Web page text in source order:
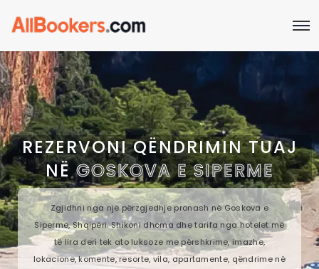
REZERVONI QËNDRIMIN TUAJ
NËGOSKOVA E SIPERME
Zgjidhni nga një përzgjedhje pronash në Goskova e
Siperme, Shqipëri. Shikoni dhoma dhe tarifa nga hotelet më
të lira deri tek ato luksoze me përshkrime, imazhe,
lokacione, komente, resorte, vila, apartamente, qëndrime në